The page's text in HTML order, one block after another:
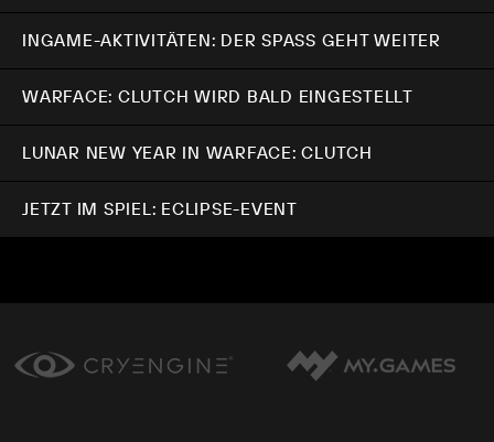
INGAME-AKTIVITÄTEN: DER SPASS GEHT WEITER
WARFACE: CLUTCH WIRD BALD EINGESTELLT
LUNAR NEW YEAR IN WARFACE: CLUTCH
JETZT IM SPIEL: ECLIPSE-EVENT